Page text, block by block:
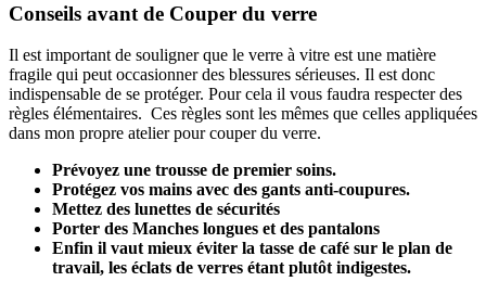
Conseils avant de Couper du verre
Il est important de souligner que le verre à vitre est une matière
fragile qui peut occasionner des blessures sérieuses. Il est donc
indispensable de se protéger. Pour cela il vous faudra respecter des
règles élémentaires. Ces règles sont les mêmes que celles appliquées
dans mon propre atelier pour couper du verre.
Prévoyez une trousse de premier soins.
Protégez vos mains avec des gants anti-coupures.
Mettez des lunettes de sécurités
Porter des Manches longues et des pantalons
Enfin il vaut mieux éviter la tasse de café sur le plan de
travail, les éclats de verres étant plutôt indigestes.